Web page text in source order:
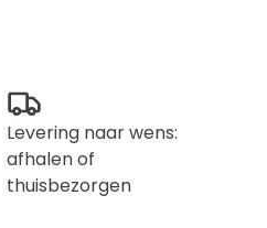
Levering naar wens:
afhalen of
thuisbezorgen